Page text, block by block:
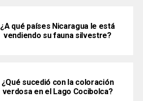
¿A qué países Nicaragua le está
vendiendo su fauna silvestre?
¿Qué sucedió con la coloración
verdosa en el Lago Cocibolca?